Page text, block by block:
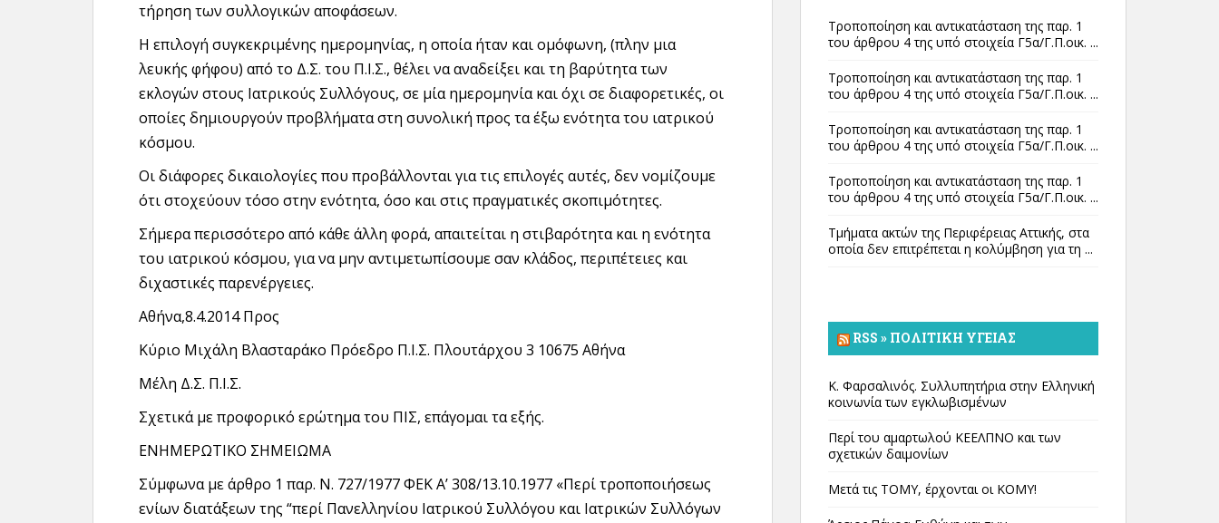
τήρηση των συλλογικών αποφάσεων.
Η επιλογή συγκεκριμένης ημερομηνίας, η οποία ήταν και ομόφωνη, (πλην μια
λευκής φήφου) από το Δ.Σ. του Π.Ι.Σ., θέλει να αναδείξει και τη βαρύτητα των
εκλογών στους Ιατρικούς Συλλόγους, σε μία ημερομηνία και όχι σε διαφορετικές, οι
οποίες δημιουργούν προβλήματα στη συνολική προς τα έξω ενότητα του ιατρικού
κόσμου.
Οι διάφορες δικαιολογίες που προβάλλονται για τις επιλογές αυτές, δεν νομίζουμε
ότι στοχεύουν τόσο στην ενότητα, όσο και στις πραγματικές σκοπιμότητες.
Σήμερα περισσότερο από κάθε άλλη φορά, απαιτείται η στιβαρότητα και η ενότητα
του ιατρικού κόσμου, για να μην αντιμετωπίσουμε σαν κλάδος, περιπέτειες και
διχαστικές παρενέργειες.
Αθήνα,8.4.2014 Προς
Κύριο Μιχάλη Βλασταράκο Πρόεδρο Π.Ι.Σ. Πλουτάρχου 3 10675 Αθήνα
Μέλη Δ.Σ. Π.Ι.Σ.
Σχετικά με προφορικό ερώτημα του ΠΙΣ, επάγομαι τα εξής.
ΕΝΗΜΕΡΩΤΙΚΟ ΣΗΜΕΙΩΜΑ
Σύμφωνα με άρθρο 1 παρ. Ν. 727/1977 ΦΕΚ Α’ 308/13.10.1977 «Περί τροποποιήσεως
ενίων διατάξεων της “περί Πανελληνίου Ιατρικού Συλλόγου και Ιατρικών Συλλόγων
Τροποποίηση και αντικατάσταση της παρ. 1
του άρθρου 4 της υπό στοιχεία Γ5α/Γ.Π.οικ. ...
Τροποποίηση και αντικατάσταση της παρ. 1
του άρθρου 4 της υπό στοιχεία Γ5α/Γ.Π.οικ. ...
Τροποποίηση και αντικατάσταση της παρ. 1
του άρθρου 4 της υπό στοιχεία Γ5α/Γ.Π.οικ. ...
Τροποποίηση και αντικατάσταση της παρ. 1
του άρθρου 4 της υπό στοιχεία Γ5α/Γ.Π.οικ. ...
Τμήματα ακτών της Περιφέρειας Αττικής, στα
οποία δεν επιτρέπεται η κολύμβηση για τη ...
RSS » ΠΟΛΙΤΙΚΉ ΥΓΕΊΑΣ
Κ. Φαρσαλινός. Συλλυπητήρια στην Ελληνική
κοινωνία των εγκλωβισμένων
Περί του αμαρτωλού ΚΕΕΛΠΝΟ και των
σχετικών δαιμονίων
Μετά τις ΤΟΜΥ, έρχονται οι ΚΟΜΥ!